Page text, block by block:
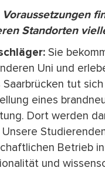
Voraussetzungen
Standorten
Sie
Uni und
Saarbrücken tut
eines
Dort werden
Unsere
Betrieb
und